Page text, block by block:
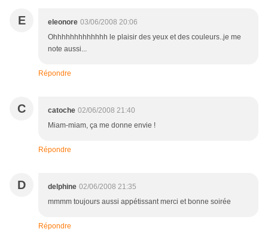
E eleonore 03/06/2008 20:06
Ohhhhhhhhhhhhh le plaisir des yeux et des couleurs..je me
note aussi...
Répondre
C catoche 02/06/2008 21:40
Miam-miam, ça me donne envie !
Répondre
D delphine 02/06/2008 21:35
mmmm toujours aussi appétissant merci et bonne soirée
Répondre